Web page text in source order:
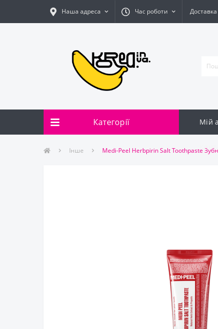
Наша адреса Час роботи Доставка
Категорії Мій
Інше Medi-Peel Herbpirin Salt Toothpaste